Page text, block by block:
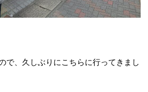
で、久しぶりにこちらに行ってきまし